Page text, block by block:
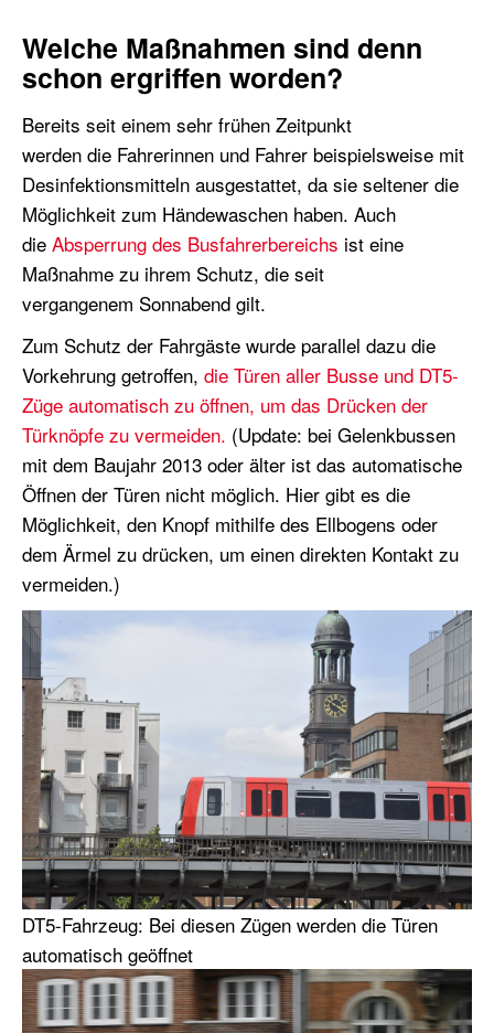
Welche Maßnahmen sind denn
schon ergriffen worden?
Bereits seit einem sehr frühen Zeitpunkt
werden die Fahrerinnen und Fahrer beispielsweise mit
Desinfektionsmitteln ausgestattet, da sie seltener die
Möglichkeit zum Händewaschen haben. Auch
die Absperrung des Busfahrerbereichs ist eine
Maßnahme zu ihrem Schutz, die seit
vergangenem Sonnabend gilt.
Zum Schutz der Fahrgäste wurde parallel dazu die
Vorkehrung getroffen, die Türen aller Busse und DT5-
Züge automatisch zu öffnen, um das Drücken der
Türknöpfe zu vermeiden. (Update: bei Gelenkbussen
mit dem Baujahr 2013 oder älter ist das automatische
Öffnen der Türen nicht möglich. Hier gibt es die
Möglichkeit, den Knopf mithilfe des Ellbogens oder
dem Ärmel zu drücken, um einen direkten Kontakt zu
vermeiden.)
DT5-Fahrzeug: Bei diesen Zügen werden die Türen
automatisch geöffnet